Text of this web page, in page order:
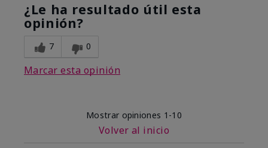
¿Le ha resultado útil esta
opinión?
7 0
Marcar esta opinión
Mostrar opiniones 1-10
Volver al inicio